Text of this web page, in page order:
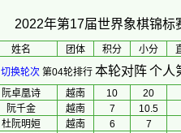
2022年第17届世界象棋锦
姓名 团体 积分 小分
切换轮次 第04轮排行 本轮对阵个人
阮卓凰诗 越南 10
20
阮千金 越南 7
10.5
杜阮明姮 越南 6
7